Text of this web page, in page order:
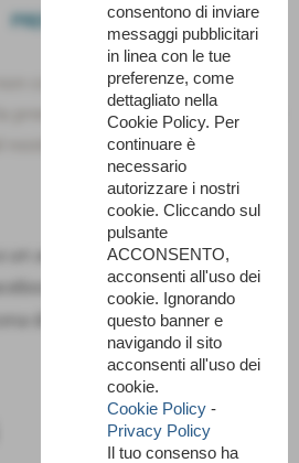
PRENOTA
comporta nessun obbligo
prenotazione sarete ricontattati
nostro Centro
consentono di inviare
messaggi pubblicitari
in linea con le tue
preferenze, come
dettagliato nella
Cookie Policy. Per
continuare è
necessario
autorizzare i nostri
cookie. Cliccando sul
pulsante
ACCONSENTO,
acconsenti all'uso dei
cookie. Ignorando
questo banner e
navigando il sito
acconsenti all'uso dei
cookie.
Cookie Policy -
Privacy Policy
Il tuo consenso ha